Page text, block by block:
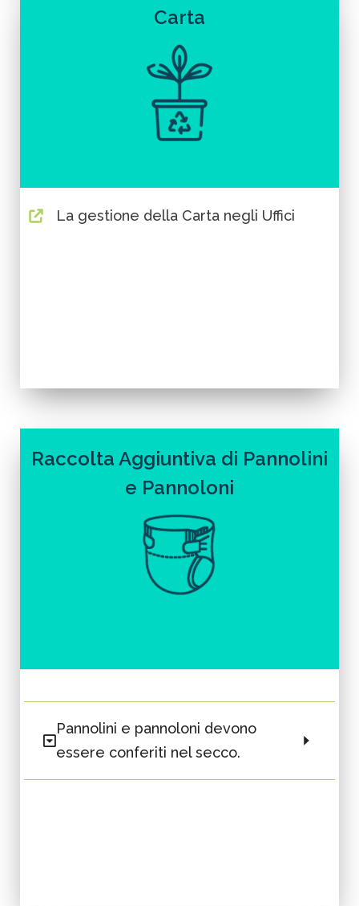
Carta
La gestione della Carta negli Uffici
Raccolta Aggiuntiva di Pannolini
e Pannoloni
Pannolini e pannoloni devono
essere conferiti nel secco.